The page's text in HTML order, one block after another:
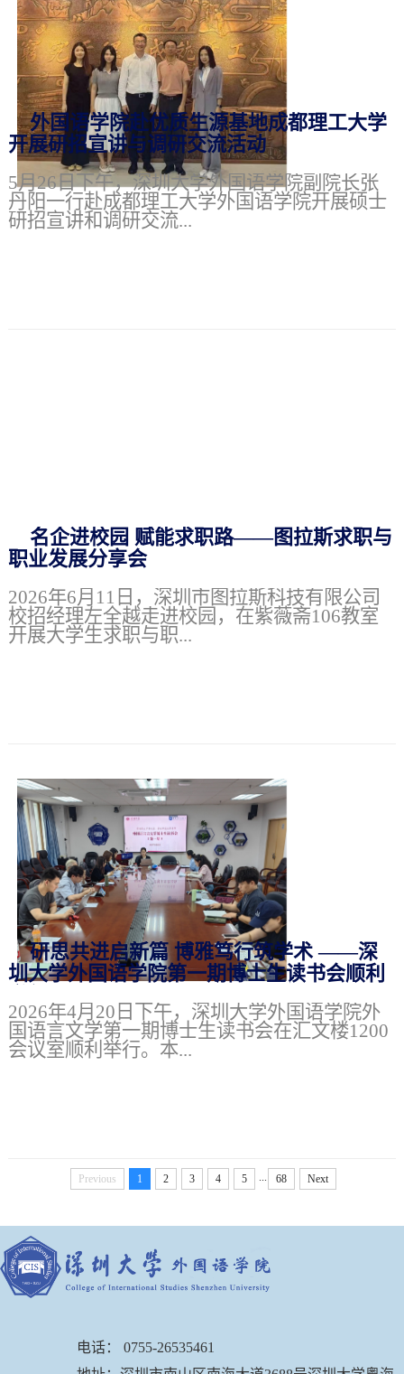
外国语学院赴优质生源基地成都理工大学
开展研招宣讲与调研交流活动
5月26日下午，深圳大学外国语学院副院长张
丹阳一行赴成都理工大学外国语学院开展硕士
研招宣讲和调研交流...
名企进校园 赋能求职路——图拉斯求职与
职业发展分享会
2026年6月11日，深圳市图拉斯科技有限公司
校招经理左全越走进校园，在紫薇斋106教室
开展大学生求职与职...
研思共进启新篇 博雅笃行筑学术 ——深
圳大学外国语学院第一期博士生读书会顺利
2026年4月20日下午，深圳大学外国语学院外
国语言文学第一期博士生读书会在汇文楼1200
会议室顺利举行。本...
Previous 1 2 3 4 5 ... 68 Next
电话： 0755-26535461